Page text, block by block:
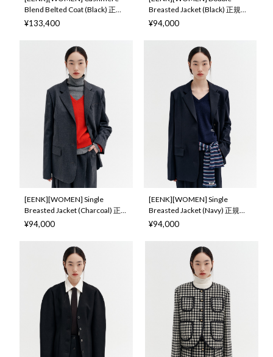
Blend Belted Coat (Black) 正規
品 韓国ブランド 韓国通販 韓国
¥133,400
Breasted Jacket (Black) 正規品
韓国ブランド 韓国通販 韓国代
¥94,000
[EENK][WOMEN] Single
Breasted Jacket (Charcoal) 正
規品 韓国ブランド 韓国通販 韓
¥94,000
[EENK][WOMEN] Single
Breasted Jacket (Navy) 正規品
韓国ブランド 韓国通販 韓国代
¥94,000